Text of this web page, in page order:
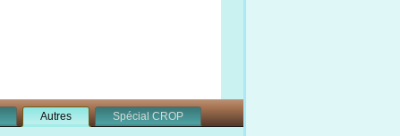
Autres
Spécial CROP